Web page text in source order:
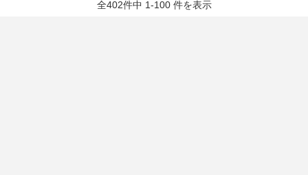
全402件中 1-100 件を表示